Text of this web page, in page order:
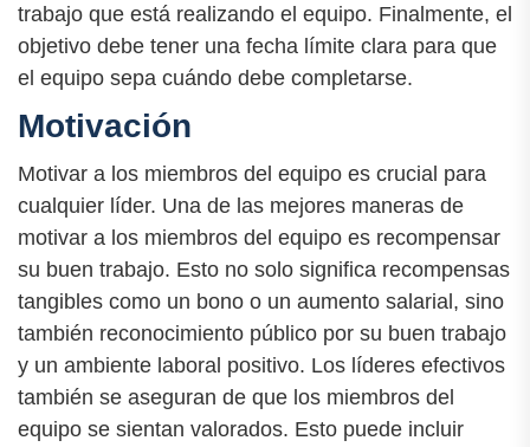
trabajo que está realizando el equipo. Finalmente, el
objetivo debe tener una fecha límite clara para que
el equipo sepa cuándo debe completarse.
Motivación
Motivar a los miembros del equipo es crucial para
cualquier líder. Una de las mejores maneras de
motivar a los miembros del equipo es recompensar
su buen trabajo. Esto no solo significa recompensas
tangibles como un bono o un aumento salarial, sino
también reconocimiento público por su buen trabajo
y un ambiente laboral positivo. Los líderes efectivos
también se aseguran de que los miembros del
equipo se sientan valorados. Esto puede incluir